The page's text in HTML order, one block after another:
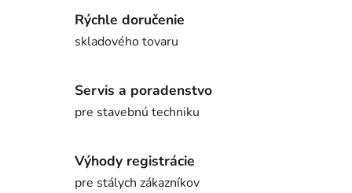
Rýchle doručenie
skladového tovaru
Servis a poradenstvo
pre stavebnú techniku
Výhody registrácie
pre stálych zákazníkov